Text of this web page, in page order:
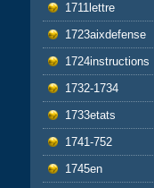
1711lettre
1723aixdefense
1724instructions
1732-1734
1733etats
1741-752
1745en